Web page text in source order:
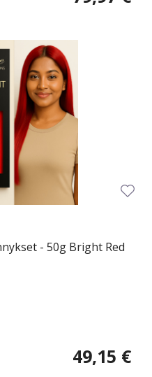
- 50g Bright Red
49,15 €